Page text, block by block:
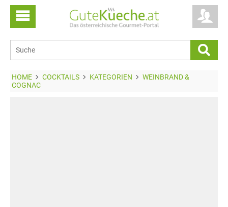
HOME COCKTAILS KATEGORIEN
WEINBRAND &
COGNAC